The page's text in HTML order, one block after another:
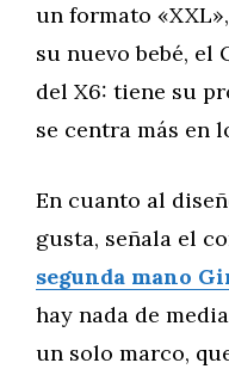
un formato
su nuevo bebé, el
del X6: tiene su
se centra más en
En cuanto al
gusta, señala el
segunda mano
hay nada de
un solo marco,